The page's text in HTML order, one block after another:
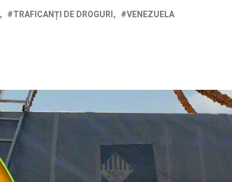
TRAFICANȚI DE DROGURI VENEZUELA